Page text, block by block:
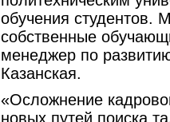
обучения студентов.
собственные
менеджер по
Казанская.
«Осложнение
новых путей поиска